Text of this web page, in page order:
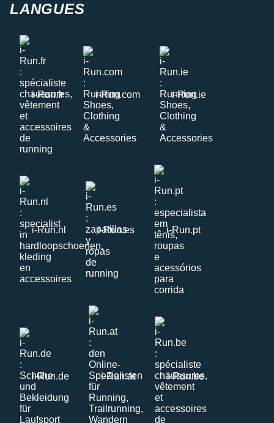
LANGUES
i-Run.fr i-Run.com i-Run.ie
i-Run.nl i-Run.es i-Run.pt
i-Run.de i-Run.at i-Run.be